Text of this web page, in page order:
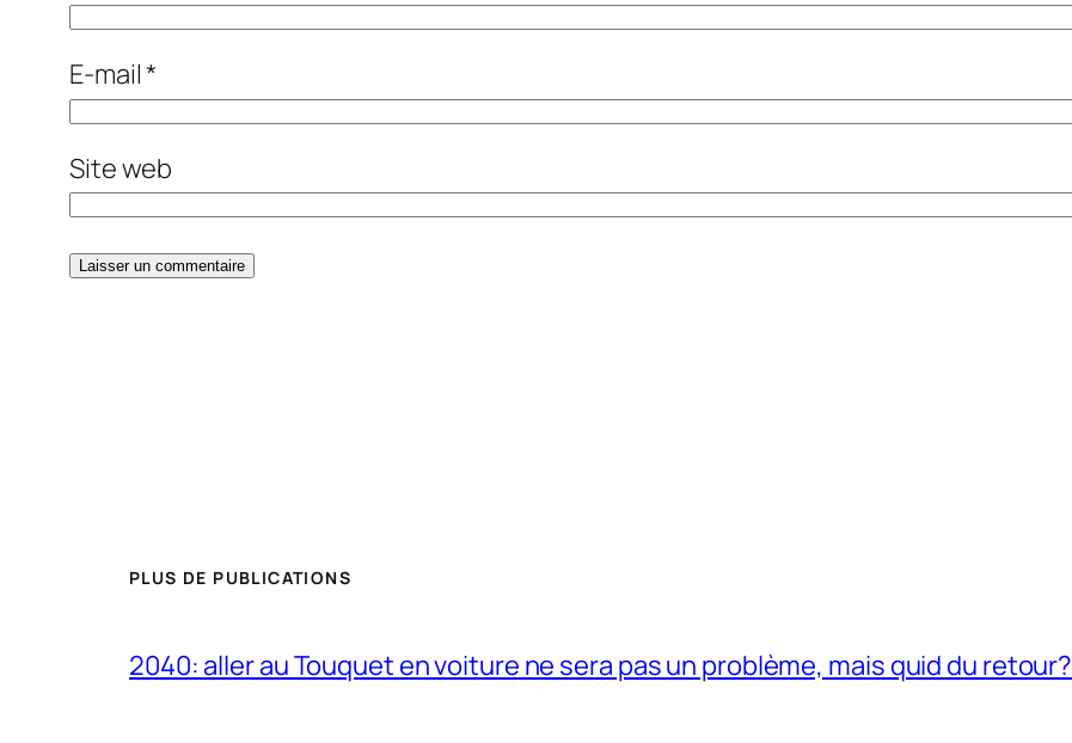
E-mail*
Site web
PLUS DE PUBLICATIONS
2040: aller au Touquet en voiture ne sera pas un problème, mais quid du retour?